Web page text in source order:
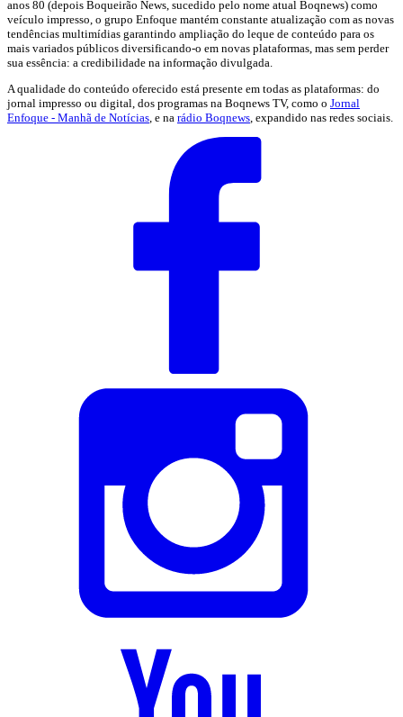
anos 80 (depois Boqueirão News, sucedido pelo nome atual Boqnews) como
veículo impresso, o grupo Enfoque mantém constante atualização com as novas
tendências multimídias garantindo ampliação do leque de conteúdo para os
mais variados públicos diversificando-o em novas plataformas, mas sem perder
sua essência: a credibilidade na informação divulgada.
A qualidade do conteúdo oferecido está presente em todas as plataformas: do
jornal impresso ou digital, dos programas na Boqnews TV, como o Jornal
Enfoque - Manhã de Notícias, e na rádio Boqnews, expandido nas redes sociais.